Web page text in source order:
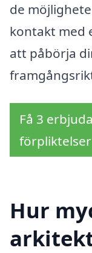
de
kontakt med
att påbörja
Få 3
förpliktelser
Hur